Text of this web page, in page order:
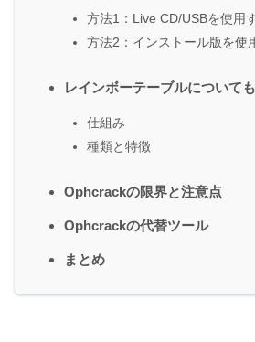
方法1：Live CD/USBを使用
方法2：インストール版を使
レインボーテーブルについて
仕組み
種類と特徴
Ophcrackの限界と注意点
Ophcrackの代替ツール
まとめ